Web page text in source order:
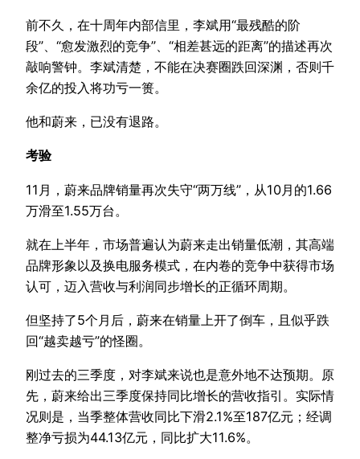
前不久，在十周年内部信里，李斌用“最残酷的阶
段”、“愈发激烈的竞争”、“相差甚远的距离”的描述再次
敲响警钟。李斌清楚，不能在决赛圈跌回深渊，否则千
余亿的投入将功亏一篑。
他和蔚来，已没有退路。
考验
11月，蔚来品牌销量再次失守“两万线”，从10月的1.66
万滑至1.55万台。
就在上半年，市场普遍认为蔚来走出销量低潮，其高端
品牌形象以及换电服务模式，在内卷的竞争中获得市场
认可，迈入营收与利润同步增长的正循环周期。
但坚持了5个月后，蔚来在销量上开了倒车，且似乎跌
回“越卖越亏”的怪圈。
刚过去的三季度，对李斌来说也是意外地不达预期。原
先，蔚来给出三季度保持同比增长的营收指引。实际情
况则是，当季整体营收同比下滑2.1%至187亿元；经调
整净亏损为44.13亿元，同比扩大11.6%。